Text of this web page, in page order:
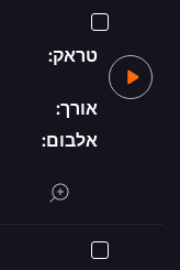
טראק:
אורך:
אלבום: